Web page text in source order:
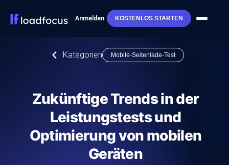
Anmelden KOSTENLOS STARTEN
Kategorien Mobile-Seitenlade-Test
Zukünftige Trends in der
Leistungstests und
Optimierung von mobilen
Geräten